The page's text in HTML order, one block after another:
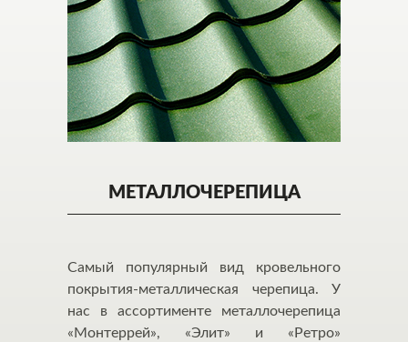
МЕТАЛЛОЧЕРЕПИЦА
Самый популярный вид кровельного
покрытия-металлическая черепица. У
нас в ассортименте металлочерепица
«Монтеррей», «Элит» и «Ретро»